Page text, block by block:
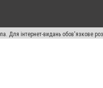
Для інтернет-видань обов'язкове